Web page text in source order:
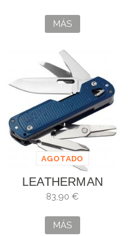
MÁS
AGOTADO
LEATHERMAN
FREE T4 AZUL
83,90 €
MÁS